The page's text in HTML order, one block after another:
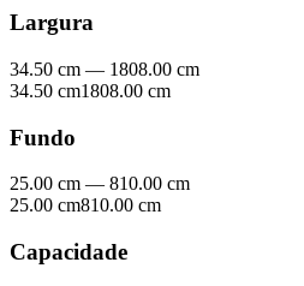
Largura
34.50 cm — 1808.00 cm
34.50 cm1808.00 cm
Fundo
25.00 cm — 810.00 cm
25.00 cm810.00 cm
Capacidade